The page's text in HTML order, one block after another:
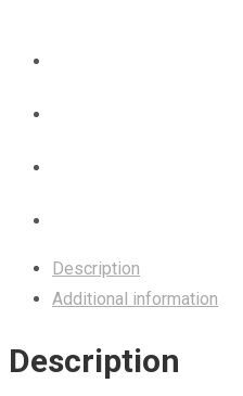
Description
Additional information
Description